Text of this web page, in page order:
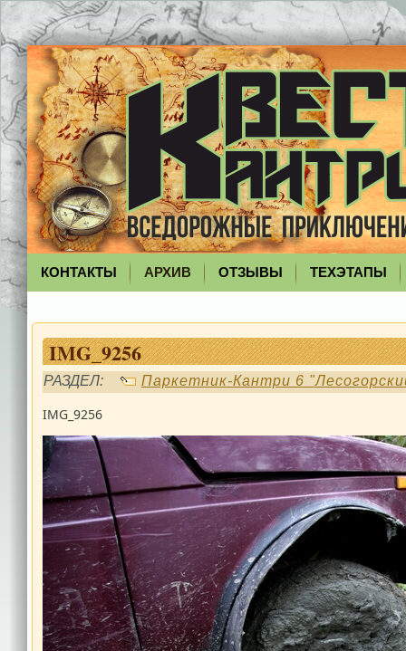
КОНТАКТЫ АРХИВ ОТЗЫВЫ ТЕХЭТАПЫ
IMG_9256
РАЗДЕЛ: Паркетник-Кантри 6
IMG_9256